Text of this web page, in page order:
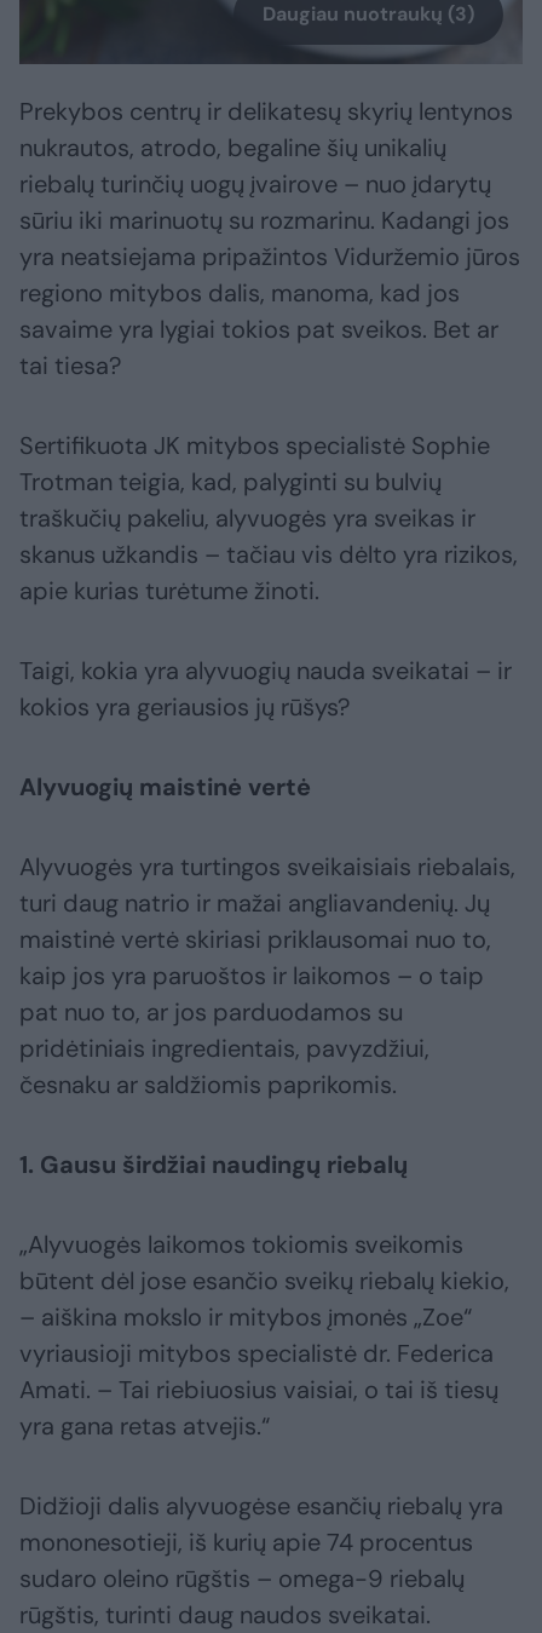
Daugiau nuotraukų (3)
Prekybos centrų ir delikatesų skyrių lentynos
nukrautos, atrodo, begaline šių unikalių
riebalų turinčių uogų įvairove – nuo įdarytų
sūriu iki marinuotų su rozmarinu. Kadangi jos
yra neatsiejama pripažintos Viduržemio jūros
regiono mitybos dalis, manoma, kad jos
savaime yra lygiai tokios pat sveikos. Bet ar
tai tiesa?
Sertifikuota JK mitybos specialistė Sophie
Trotman teigia, kad, palyginti su bulvių
traškučių pakeliu, alyvuogės yra sveikas ir
skanus užkandis – tačiau vis dėlto yra rizikos,
apie kurias turėtume žinoti.
Taigi, kokia yra alyvuogių nauda sveikatai – ir
kokios yra geriausios jų rūšys?
Alyvuogių maistinė vertė
Alyvuogės yra turtingos sveikaisiais riebalais,
turi daug natrio ir mažai angliavandenių. Jų
maistinė vertė skiriasi priklausomai nuo to,
kaip jos yra paruoštos ir laikomos – o taip
pat nuo to, ar jos parduodamos su
pridėtiniais ingredientais, pavyzdžiui,
česnaku ar saldžiomis paprikomis.
1. Gausu širdžiai naudingų riebalų
„Alyvuogės laikomos tokiomis sveikomis
būtent dėl jose esančio sveikų riebalų kiekio,
– aiškina mokslo ir mitybos įmonės „Zoe“
vyriausioji mitybos specialistė dr. Federica
Amati. – Tai riebiuosius vaisiai, o tai iš tiesų
yra gana retas atvejis.“
Didžioji dalis alyvuogėse esančių riebalų yra
mononesotieji, iš kurių apie 74 procentus
sudaro oleino rūgštis – omega-9 riebalų
rūgštis, turinti daug naudos sveikatai.